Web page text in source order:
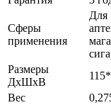
Сферы
применения
Для
Размеры
ДхШхВ
Вес